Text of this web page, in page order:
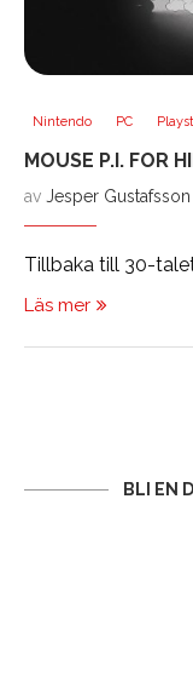
Nintendo PC
MOUSE P.I. FOR
av Jesper Gustafsson
Tillbaka till 30-
Läs mer
BLI EN